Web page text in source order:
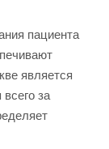
пациента
является
за